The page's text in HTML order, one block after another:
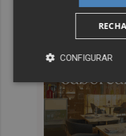
CONFIGURAR